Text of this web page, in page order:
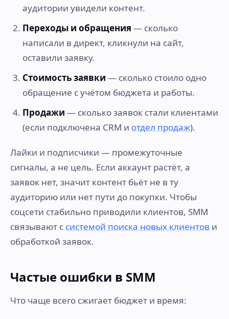
аудитории увидели контент.
Переходы и обращения — сколько
написали в директ, кликнули на сайт,
оставили заявку.
Стоимость заявки — сколько стоило одно
обращение с учётом бюджета и работы.
Продажи — сколько заявок стали клиентами
(если подключена CRM и отдел продаж).
Лайки и подписчики — промежуточные
сигналы, а не цель. Если аккаунт растёт, а
заявок нет, значит контент бьёт не в ту
аудиторию или нет пути до покупки. Чтобы
соцсети стабильно приводили клиентов, SMM
связывают с системой поиска новых клиентов и
обработкой заявок.
Частые ошибки в SMM
Что чаще всего сжигает бюджет и время: